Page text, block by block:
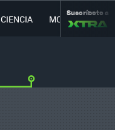
CIENCIA MOVILIDAD
Suscríbete a